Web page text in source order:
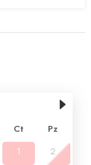
Ct
Pz
1
2